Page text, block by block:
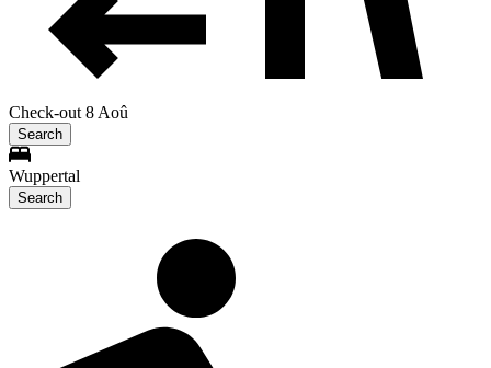
Check-out 8 Aoû
Search
Wuppertal
Search